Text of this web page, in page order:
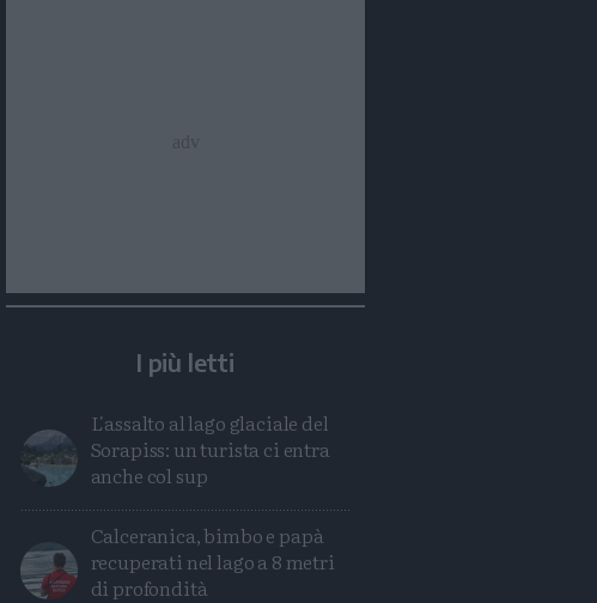
I più letti
L'assalto al lago glaciale del
Sorapiss: un turista ci entra
anche col sup
Calceranica, bimbo e papà
recuperati nel lago a 8 metri
di profondità